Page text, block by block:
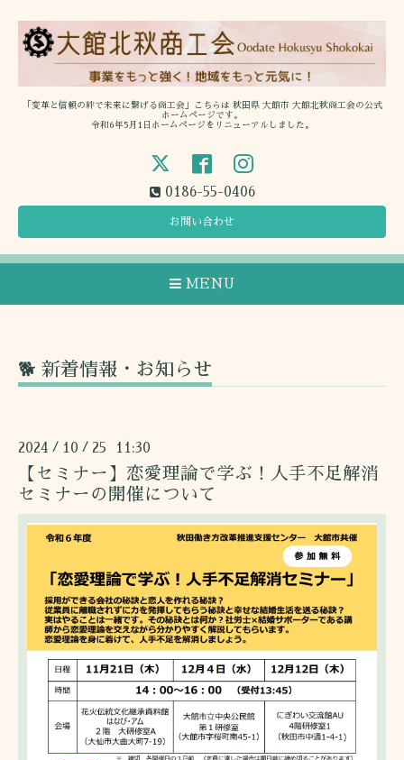
「変革と信頼の絆で未来に繋げる商工会」こちらは 秋田県 大館市 大館北秋商工会の公式
ホームページです。
令和6年5月1日ホームページをリニューアルしました。
0186-55-0406
お問い合わせ
MENU
🐕 新着情報・お知らせ
2024 / 10 / 25 11:30
【セミナー】恋愛理論で学ぶ！人手不足解消
セミナーの開催について